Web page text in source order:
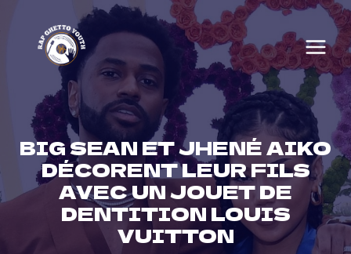
content
BIG SEAN ET JHENÉ AIKO
DÉCORENT LEUR FILS
AVEC UN JOUET DE
DENTITION LOUIS
VUITTON